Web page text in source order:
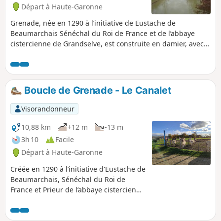
Départ à Haute-Garonne
Grenade, née en 1290 à l’initiative de Eustache de
Beaumarchais Sénéchal du Roi de France et de l’abbaye
cistercienne de Grandselve, est construite en damier, avec
réalisèrent le défrichement des zones boisées alentours,
souvent pillée lors de la Guerre de Cent Ans et pendant les
Guerres de religion. Le calme et la prospérité revint sous
Henri IV. En 1790, Grenade devint chef-lieu de canton de la
Haute-Garonne.
Boucle de Grenade - Le Canalet
Visorandonneur
10,88 km
+12 m
-13 m
3h 10
Facile
Départ à Haute-Garonne
Créée en 1290 à l’initiative d'Eustache de
Beaumarchais, Sénéchal du Roi de
France et Prieur de l’abbaye cistercienne
construite en damier, avec la halle et